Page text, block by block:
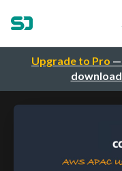
Upgrade to Pro —